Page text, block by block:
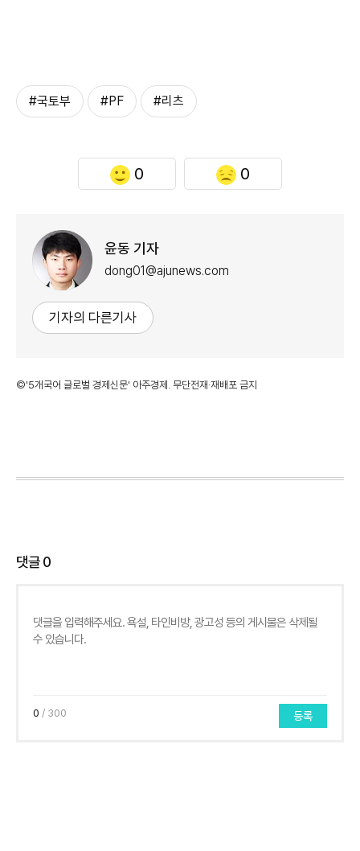
#국토부 #PF #리츠
0 0
윤동 기자
dong01@ajunews.com
기자의 다른기사
©'5개국어 글로벌 경제신문' 아주경제. 무단전재·재배포 금지
댓글0
0 / 300 등록